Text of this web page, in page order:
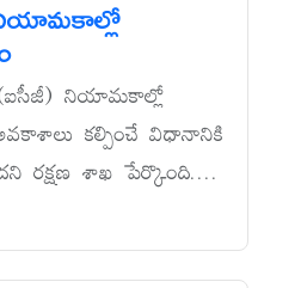
నియామకాల్లో
నియామకాల్లో
కల్పించే విధానానికి
రక్షణ శాఖ పేర్కొంది....